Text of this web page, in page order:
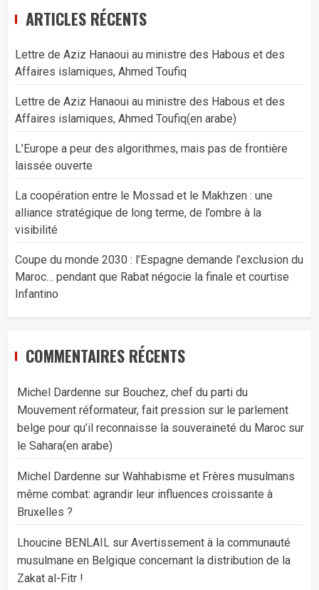
ARTICLES RÉCENTS
Lettre de Aziz Hanaoui au ministre des Habous et des
Affaires islamiques, Ahmed Toufiq
Lettre de Aziz Hanaoui au ministre des Habous et des
Affaires islamiques, Ahmed Toufiq(en arabe)
L’Europe a peur des algorithmes, mais pas de frontière
laissée ouverte
La coopération entre le Mossad et le Makhzen : une
alliance stratégique de long terme, de l’ombre à la
visibilité
Coupe du monde 2030 : l’Espagne demande l’exclusion du
Maroc… pendant que Rabat négocie la finale et courtise
Infantino
COMMENTAIRES RÉCENTS
Michel Dardenne sur Bouchez, chef du parti du
Mouvement réformateur, fait pression sur le parlement
belge pour qu’il reconnaisse la souveraineté du Maroc sur
le Sahara(en arabe)
Michel Dardenne sur Wahhabisme et Frères musulmans
même combat: agrandir leur influences croissante à
Bruxelles ?
Lhoucine BENLAIL sur Avertissement à la communauté
musulmane en Belgique concernant la distribution de la
Zakat al-Fitr !